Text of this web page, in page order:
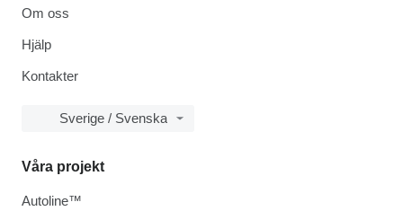
Om oss
Hjälp
Kontakter
Sverige / Svenska
Våra projekt
Autoline™